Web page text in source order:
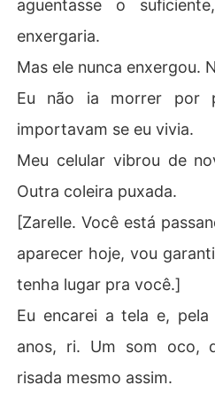
aguentasse o
enxergaria.
Mas ele nunca enxergou.
Eu não ia morrer por
importavam se eu vivia.
Meu celular vibrou de
Outra coleira puxada.
[Zarelle. Você está
aparecer hoje, vou
tenha lugar pra você.]
Eu encarei a tela e,
anos, ri. Um som oco,
risada mesmo assim.